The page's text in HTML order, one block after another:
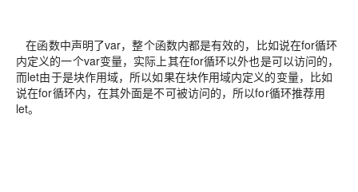
在函数中声明了var，整个函数内都是有效的，比如说在for循环
内定义的一个var变量，实际上其在for循环以外也是可以访问的，
而let由于是块作用域，所以如果在块作用域内定义的变量，比如
说在for循环内，在其外面是不可被访问的，所以for循环推荐用
let。